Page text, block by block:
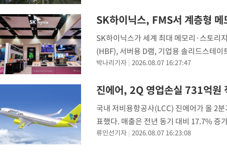
SK하이닉스, FMS서 계층형
SK하이닉스가 세계 최대 메모리·스토리
(HBF), 서버용 D램, 기업용 솔리드스테
(AI)이 학습에서 추론과 에이전트로 확장
박나리기자 2026.08.07 16:27:47
진에어, 2Q 영업손실 731억
국내 저비용항공사(LCC) 진에어가 올 2
표했다. 매출은 전년 동기 대비 17.7% 증
적으로는 매출 7833억원, 영업손실 155
류인선기자 2026.08.07 16:23:08